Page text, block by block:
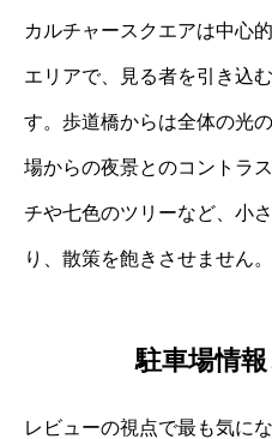
カルチャースクエアは中心
エリアで、見る者を引き込
す。歩道橋からは全体の光
場からの夜景とのコントラ
チや七色のツリーなど、小
り、散策を飽きさせません。
駐車場情
レビューの視点で最も気に